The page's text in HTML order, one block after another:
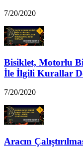
7/20/2020
Bisiklet, Motorlu
İle İlgili Kurallar
7/20/2020
Aracın